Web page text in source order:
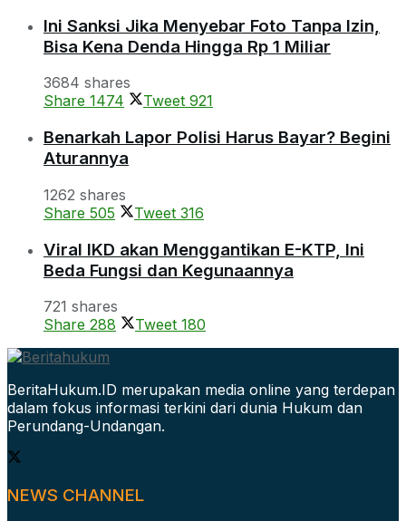
Ini Sanksi Jika Menyebar Foto Tanpa Izin,
Bisa Kena Denda Hingga Rp 1 Miliar
3684 shares
Share 1474 Tweet 921
Benarkah Lapor Polisi Harus Bayar? Begini
Aturannya
1262 shares
Share 505 Tweet 316
Viral IKD akan Menggantikan E-KTP, Ini
Beda Fungsi dan Kegunaannya
721 shares
Share 288 Tweet 180
BeritaHukum.ID merupakan media online yang terdepan
dalam fokus informasi terkini dari dunia Hukum dan
Perundang-Undangan.
NEWS CHANNEL